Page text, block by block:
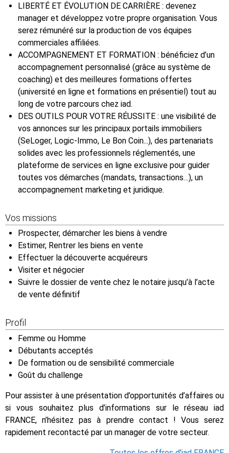
LIBERTÉ ET ÉVOLUTION DE CARRIÈRE : devenez
manager et développez votre propre organisation. Vous
serez rémunéré sur la production de vos équipes
commerciales affiliées.
ACCOMPAGNEMENT ET FORMATION : bénéficiez d’un
accompagnement personnalisé (grâce au système de
coaching) et des meilleures formations offertes
(université en ligne et formations en présentiel) tout au
long de votre parcours chez iad.
DES OUTILS POUR VOTRE RÉUSSITE : une visibilité de
vos annonces sur les principaux portails immobiliers
(SeLoger, Logic-Immo, Le Bon Coin...), des partenariats
solides avec les professionnels réglementés, une
plateforme de services en ligne exclusive pour guider
toutes vos démarches (mandats, transactions…), un
accompagnement marketing et juridique.
Vos missions
Prospecter, démarcher les biens à vendre
Estimer, Rentrer les biens en vente
Effectuer la découverte acquéreurs
Visiter et négocier
Suivre le dossier de vente chez le notaire jusqu’à l’acte
de vente définitif
Profil
Femme ou Homme
Débutants acceptés
De formation ou de sensibilité commerciale
Goût du challenge
Pour assister à une présentation d’opportunités d’affaires ou
si vous souhaitez plus d’informations sur le réseau iad
FRANCE, n’hésitez pas à prendre contact ! Vous serez
rapidement recontacté par un manager de votre secteur.